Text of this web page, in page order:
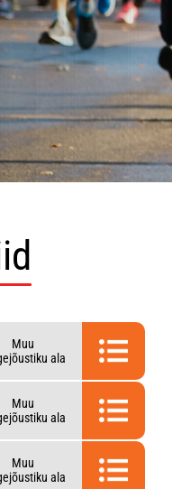
Muu
ala
Muu
ala
Muu
ala